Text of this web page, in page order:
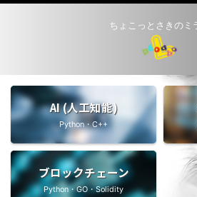
ちょこっとさきのミ
AI (人工知能)
Python・C++
ブロックチェーン
Python・GO・Solidity